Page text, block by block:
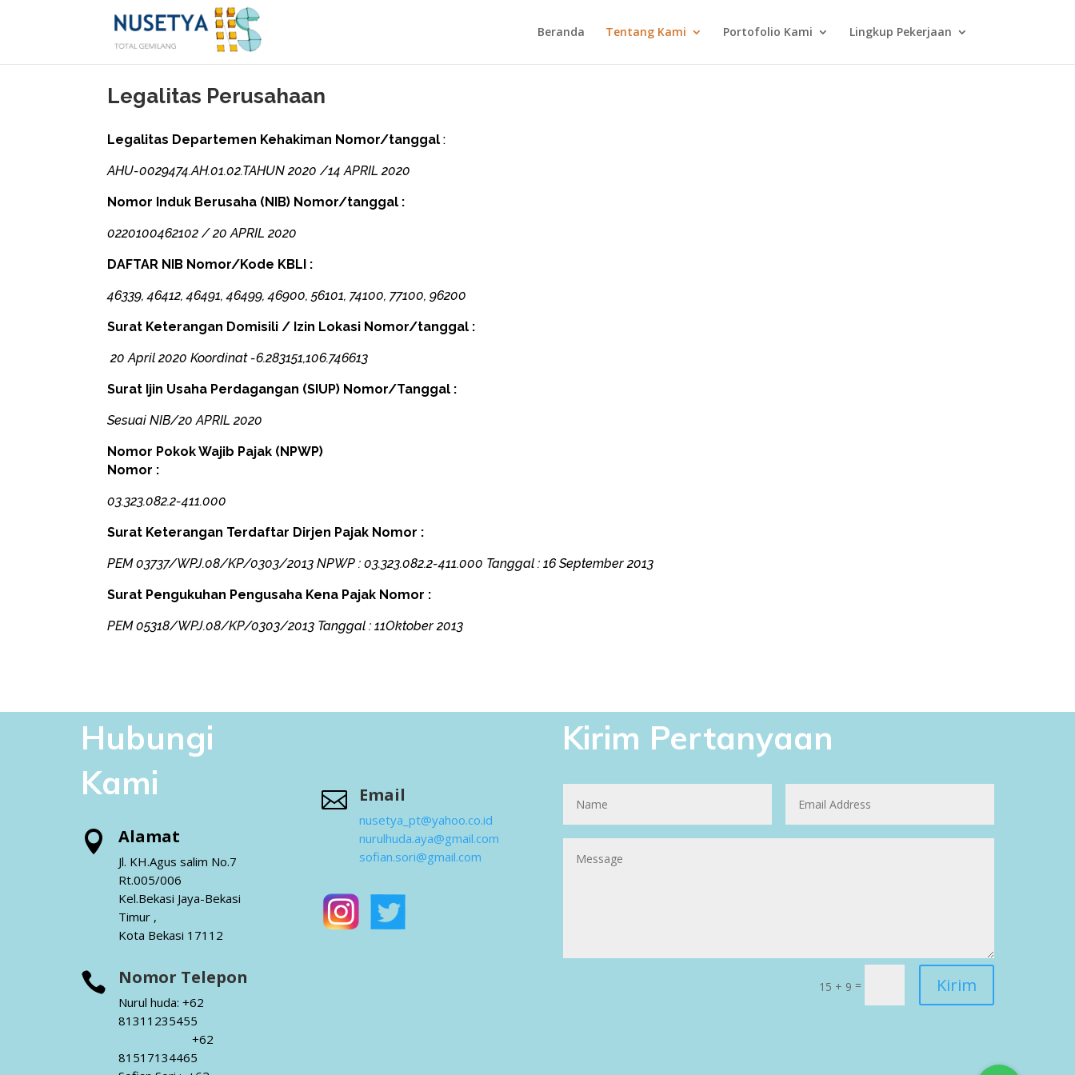
Beranda Tentang Kami Portofolio Kami Lingkup Pekerjaan
Legalitas Perusahaan
Legalitas Departemen Kehakiman Nomor/tanggal :
AHU-0029474.AH.01.02.TAHUN 2020 /14 APRIL 2020
Nomor Induk Berusaha (NIB) Nomor/tanggal :
0220100462102 / 20 APRIL 2020
DAFTAR NIB Nomor/Kode KBLI :
46339, 46412, 46491, 46499, 46900, 56101, 74100, 77100, 96200
Surat Keterangan Domisili / Izin Lokasi Nomor/tanggal :
20 April 2020 Koordinat -6.283151,106.746613
Surat Ijin Usaha Perdagangan (SIUP) Nomor/Tanggal :
Sesuai NIB/20 APRIL 2020
Nomor Pokok Wajib Pajak (NPWP)
Nomor :
03.323.082.2-411.000
Surat Keterangan Terdaftar Dirjen Pajak Nomor :
PEM 03737/WPJ.08/KP/0303/2013 NPWP : 03.323.082.2-411.000 Tanggal : 16 September 2013
Surat Pengukuhan Pengusaha Kena Pajak Nomor :
PEM 05318/WPJ.08/KP/0303/2013 Tanggal : 11Oktober 2013
Hubungi
Kami
 Alamat
Jl. KH.Agus salim No.7
Rt.005/006
Kel.Bekasi Jaya-Bekasi
Timur ,
Kota Bekasi 17112
 Nomor Telepon
Nurul huda: +62
81311235455
+62
81517134465
 Email
nusetya_pt@yahoo.co.id
nurulhuda.aya@gmail.com
sofian.sori@gmail.com
Kirim Pertanyaan
15 + 9 = Kirim